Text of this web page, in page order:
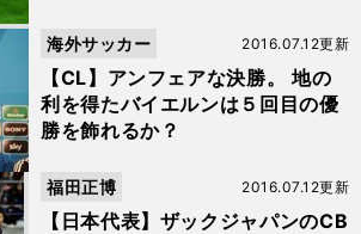
【CL】アンフェアな決勝。 地の
利を得たバイエルンは５回目の優
勝を飾れるか？
2016.07.12更新
海外サッカー
【日本代表】ザックジャパンのCB
2016.07.12更新
福田正博